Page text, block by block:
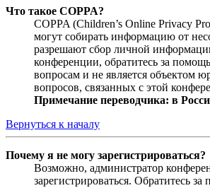
Что такое COPPA?
COPPA (Children’s Online Privacy
могут собирать информацию от
разрешают сбор личной
конференции, обратитесь за
вопросам и не является объектом
вопросов, связанных с этой
Примечание переводчика: в
Вернуться к началу
Почему я не могу зарегистрироваться?
Возможно, администратор
зарегистрироваться. Обратитесь